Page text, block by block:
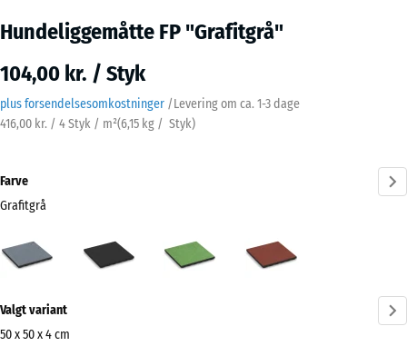
Hundeliggemåtte FP "Grafitgrå"
104,00 kr. / Styk
plus forsendelsesomkostninger /Levering om ca. 1-3 dage
416,00 kr. / 4 Styk / m²(6,15 kg / Styk)
Farve
Grafitgrå
(active)
information
om
Valgt variant
50 x 50 x 4 cm